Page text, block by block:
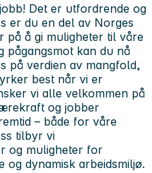
Det er utfordrende og
er du en del av Norges
på å gi muligheter til våre
pågangsmot kan du nå
på verdien av mangfold,
best når vi er
vi alle velkommen på
og jobber
– både for våre
tilbyr vi
og muligheter for
og dynamisk arbeidsmiljø.